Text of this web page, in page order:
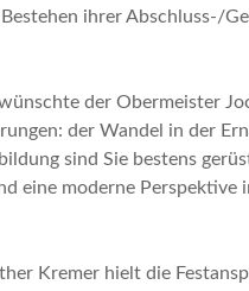
ihrer Abschluss-/
der Obermeister
der Wandel in der
sind Sie bestens
eine moderne Perspektive
Kremer hielt die